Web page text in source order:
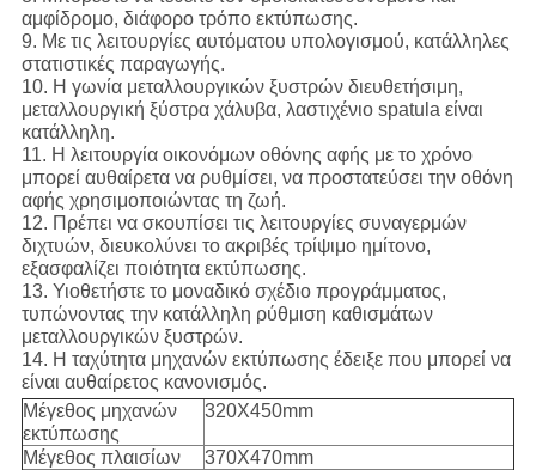
αμφίδρομο, διάφορο τρόπο εκτύπωσης.
9. Με τις λειτουργίες αυτόματου υπολογισμού, κατάλληλες
στατιστικές παραγωγής.
10. Η γωνία μεταλλουργικών ξυστρών διευθετήσιμη,
μεταλλουργική ξύστρα χάλυβα, λαστιχένιο spatula είναι
κατάλληλη.
11. Η λειτουργία οικονόμων οθόνης αφής με το χρόνο
μπορεί αυθαίρετα να ρυθμίσει, να προστατεύσει την οθόνη
αφής χρησιμοποιώντας τη ζωή.
12. Πρέπει να σκουπίσει τις λειτουργίες συναγερμών
διχτυών, διευκολύνει το ακριβές τρίψιμο ημίτονο,
εξασφαλίζει ποιότητα εκτύπωσης.
13. Υιοθετήστε το μοναδικό σχέδιο προγράμματος,
τυπώνοντας την κατάλληλη ρύθμιση καθισμάτων
μεταλλουργικών ξυστρών.
14. Η ταχύτητα μηχανών εκτύπωσης έδειξε που μπορεί να
είναι αυθαίρετος κανονισμός.
Μέγεθος μηχανών
εκτύπωσης
320X450mm
Μέγεθος πλαισίων
370X470mm